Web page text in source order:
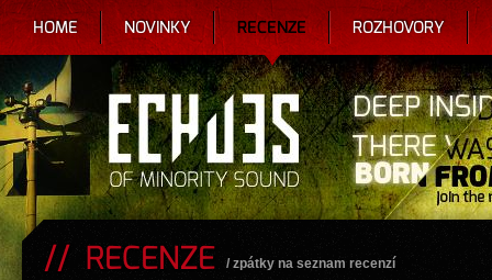
HOME NOVINKY RECENZE ROZHOVORY
RECENZE / zpátky na seznam recenzí